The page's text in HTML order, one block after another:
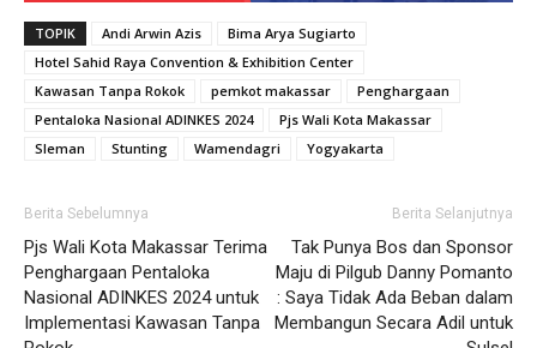
TOPIK Andi Arwin Azis
Bima Arya Sugiarto
Hotel Sahid Raya Convention & Exhibition Center
Kawasan Tanpa Rokok
pemkot makassar
Penghargaan
Pentaloka Nasional ADINKES 2024
Pjs Wali Kota Makassar
Sleman
Stunting Wamendagri Yogyakarta
Berita Sebelumnya
Pjs Wali Kota Makassar Terima
Penghargaan Pentaloka
Nasional ADINKES 2024 untuk
Implementasi Kawasan Tanpa
Berita Selanjutnya
Tak Punya Bos dan Sponsor
Maju di Pilgub Danny Pomanto
: Saya Tidak Ada Beban dalam
Membangun Secara Adil untuk